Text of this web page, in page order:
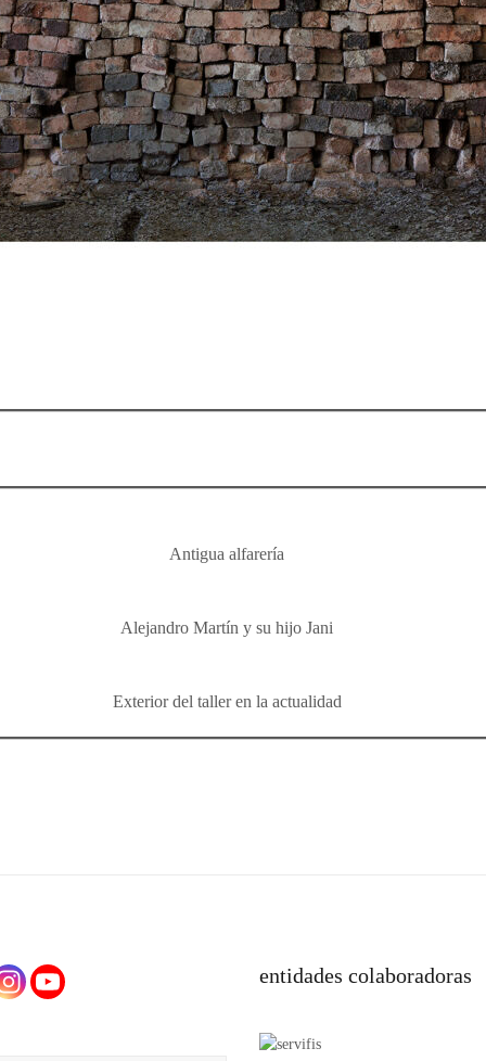
Antigua alfarería
Alejandro Martín y su hijo Jani
Exterior del taller en la actualidad
entidades colaboradoras